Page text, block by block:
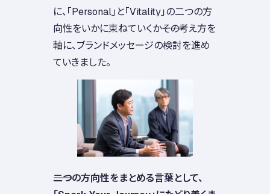
に、「Personal」と「Vitality」の二つの方
向性をいかに束ねていくか――その考え方を
軸に、ブランドメッセージの検討を進め
ていきました。
――二つの方向性をまとめる言葉として、